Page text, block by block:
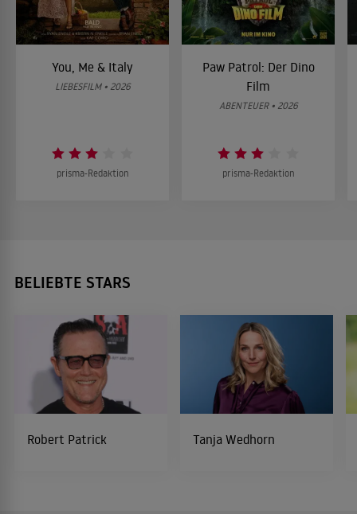
You, Me & Italy
LIEBESFILM • 2026
prisma-Redaktion
Paw Patrol: Der Dino
Film
ABENTEUER • 2026
prisma-Redaktion
BELIEBTE STARS
Robert Patrick Tanja Wedhorn